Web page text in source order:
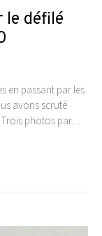
le défilé
en passant par les
avons scruté
Trois photos par…